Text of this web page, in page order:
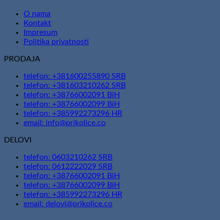
O nama
Kontakt
Impresum
Politika privatnosti
PRODAJA
telefon: +381600255890 SRB
telefon: +381603210262 SRB
telefon: +38766002091 BiH
telefon: +38766002099 BiH
telefon: +385992273296 HR
email: info@prikolice.co
DELOVI
telefon: 0603210262 SRB
telefon: 0612222029 SRB
telefon: +38766002091 BiH
telefon: +38766002099 BiH
telefon: +385992273296 HR
email: delovi@prikolice.co